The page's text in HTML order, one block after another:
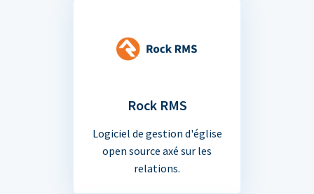
Rock RMS
Logiciel de gestion d'église
open source axé sur les
relations.